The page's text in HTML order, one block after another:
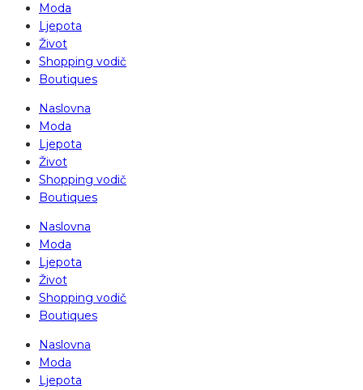
Moda
Ljepota
Život
Shopping vodič
Boutiques
Naslovna
Moda
Ljepota
Život
Shopping vodič
Boutiques
Naslovna
Moda
Ljepota
Život
Shopping vodič
Boutiques
Naslovna
Moda
Ljepota